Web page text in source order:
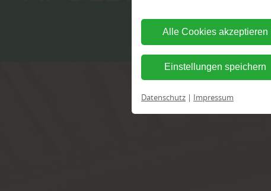
Alle Cookies akzeptieren
Einstellungen speichern
Datenschutz | Impressum